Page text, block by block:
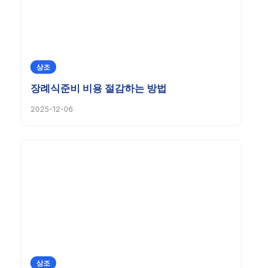
상조
장례식준비 비용 절감하는 방법
2025-12-06
상조